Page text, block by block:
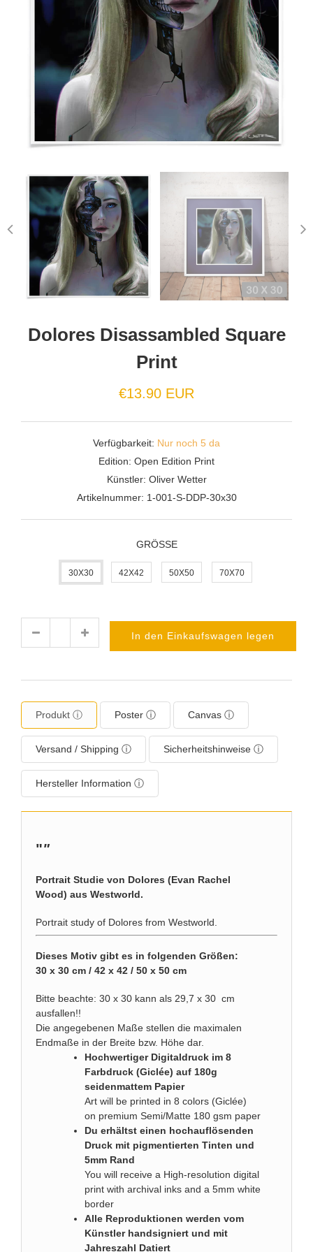
Dolores Disassambled Square
Print
€13.90 EUR
Verfügbarkeit: Nur noch 5 da
Edition: Open Edition Print
Künstler: Oliver Wetter
Artikelnummer: 1-001-S-DDP-30x30
GRÖSSE
30X30 42X42 50X50 70X70
In den Einkaufswagen legen
Produkt ⓘ Poster ⓘ Canvas ⓘ
Versand / Shipping ⓘ Sicherheitshinweise ⓘ
Hersteller Information ⓘ
""
Portrait Studie von Dolores (Evan Rachel
Wood) aus Westworld.
Portrait study of Dolores from Westworld.
Dieses Motiv gibt es in folgenden Größen:
30 x 30 cm / 42 x 42 / 50 x 50 cm
Bitte beachte: 30 x 30 kann als 29,7 x 30 cm
ausfallen!!
Die angegebenen Maße stellen die maximalen
Endmaße in der Breite bzw. Höhe dar.
Hochwertiger Digitaldruck im 8
Farbdruck (Giclée) auf 180g
seidenmattem Papier
Art will be printed in 8 colors (Giclée)
on premium Semi/Matte 180 gsm paper
Du erhältst einen hochauflösenden
Druck mit pigmentierten Tinten und
5mm Rand
You will receive a High-resolution digital
print with archival inks and a 5mm white
border
Alle Reproduktionen werden vom
Künstler handsigniert und mit
Jahreszahl Datiert